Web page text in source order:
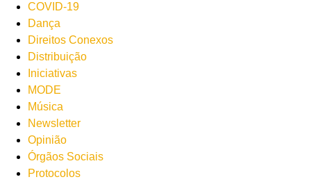
COVID-19
Dança
Direitos Conexos
Distribuição
Iniciativas
MODE
Música
Newsletter
Opinião
Órgãos Sociais
Protocolos